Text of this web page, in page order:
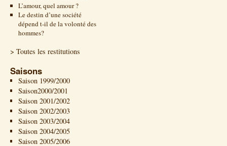
L’amour, quel amour ?
Le destin d’une société
dépend t-il de la volonté des
hommes?
> Toutes les restitutions
Saisons
Saison 1999/2000
Saison2000/2001
Saison 2001/2002
Saison 2002/2003
Saison 2003/2004
Saison 2004/2005
Saison 2005/2006